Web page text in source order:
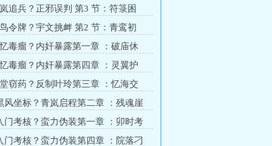
程追兵？正邪误判 第3 节：符箓困
现令牌？宇文挑衅 第2 节：青鸾初
锋毒瘤？内奸暴露第一章 ：破庙休
动毒瘤？内奸暴露第四章 ：灵翼护
前窃药？反制叶玲第三章 ：忆海交
手
风坐标？青岚启程第二章 ：残魂崖
踪
门考核？蛮力伪装第一章 ：卯时考
炎
门考核？蛮力伪装第四章 ：院落刁